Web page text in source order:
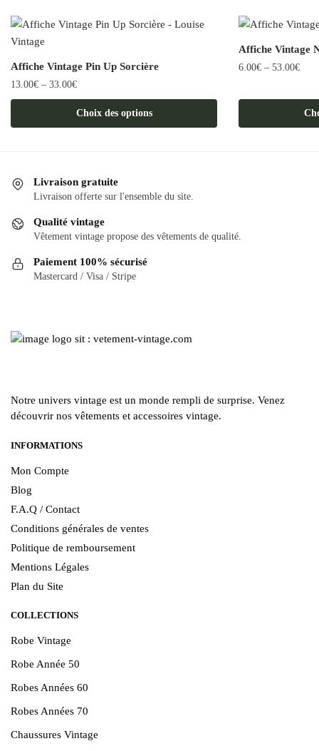
Affiche Vintage Pin Up Sorcière
13.00€ – 33.00€
Choix des options
produit
variations.
peuvent
choisies
du
Affiche Vintage
6.00€ – 53.00€
a
Livraison gratuite
Livraison offerte sur l'ensemble du site.
Qualité vintage
Vêtement vintage propose des vêtements de qualité.
Paiement 100% sécurisé
Mastercard / Visa / Stripe
Notre univers vintage est un monde rempli de surprise. Venez
découvrir nos vêtements et accessoires vintage.
INFORMATIONS
Mon Compte
Blog
F.A.Q / Contact
Conditions générales de ventes
Politique de remboursement
Mentions Légales
Plan du Site
COLLECTIONS
Robe Vintage
Robe Année 50
Robes Années 60
Robes Années 70
Chaussures Vintage